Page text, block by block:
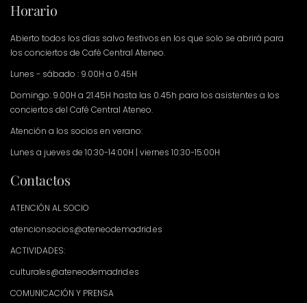
Horario
Abierto todos los días salvo festivos en los que solo se abrirá para
los conciertos de Café Central Ateneo.
Lunes - sábado : 9.00H a 0.45H
Domingo: 9.00H a 21.45H hasta las 0.45h para los asistentes a los
conciertos del Café Central Ateneo.
Atención a los socios en verano:
Lunes a jueves de 10:30-14:00H | viernes 10:30-15:00H
Contactos
ATENCIÓN AL SOCIO
atencionsocios@ateneodemadrid.es
ACTIVIDADES:
culturales@ateneodemadrid.es
COMUNICACIÓN Y PRENSA